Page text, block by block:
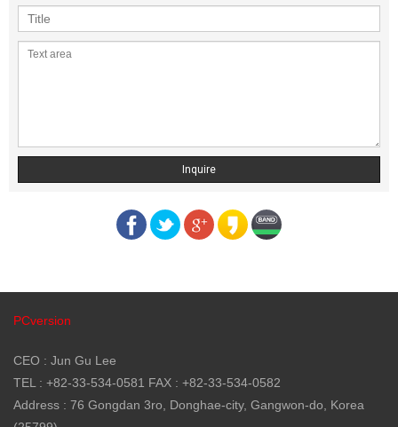
Inquire
PCversion
CEO : Jun Gu Lee
TEL : +82-33-534-0581 FAX : +82-33-534-0582
Address : 76 Gongdan 3ro, Donghae-city, Gangwon-do, Korea